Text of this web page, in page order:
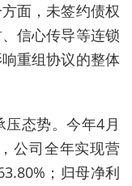
面，未签约债权
信心传导等连锁
重组协议的整体
态势。今年4月
公司全年实现营
；归母净利